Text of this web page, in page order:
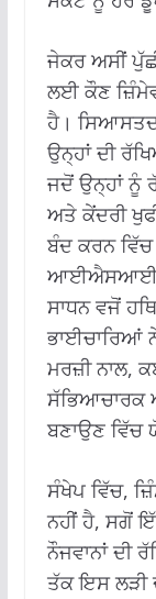
ਜੇਕਰ ਅਸੀਂ
ਲਈ ਕੌਣ
ਹੈ।
ਉਨ੍ਹਾਂ ਦੀ
ਜਦੋਂ ਉਨ੍ਹਾਂ ਨੂੰ
ਅਤੇ ਕੇਂਦਰੀ
ਬੰਦ ਕਰਨ
ਆਈਐਸਆਈ ਨੇ
ਸਾਧਨ ਵਜੋਂ
ਭਾਈਚਾਰਿਆਂ
ਮਰਜ਼ੀ ਨਾਲ,
ਬਣਾਉਣ ਵਿੱਚ
ਸੰਖੇਪ ਵਿੱਚ,
ਨਹੀਂ ਹੈ, ਸਗੋਂ
ਨੌਜਵਾਨਾਂ ਦੀ
ਤੱਕ ਇਸ ਲੜੀ